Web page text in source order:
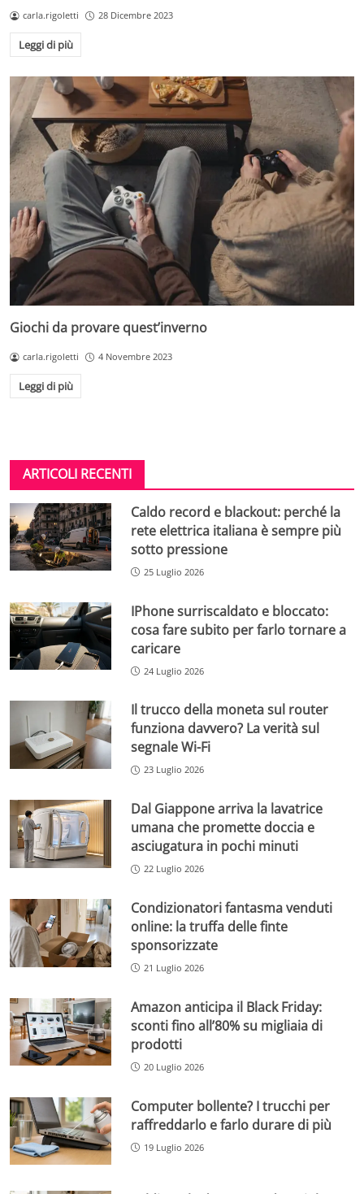
carla.rigoletti 28 Dicembre 2023
Leggi di più
Giochi da provare quest’inverno
carla.rigoletti 4 Novembre 2023
Leggi di più
ARTICOLI RECENTI
Caldo record e blackout: perché la
rete elettrica italiana è sempre più
sotto pressione
25 Luglio 2026
IPhone surriscaldato e bloccato:
cosa fare subito per farlo tornare a
caricare
24 Luglio 2026
Il trucco della moneta sul router
funziona davvero? La verità sul
segnale Wi-Fi
23 Luglio 2026
Dal Giappone arriva la lavatrice
umana che promette doccia e
asciugatura in pochi minuti
22 Luglio 2026
Condizionatori fantasma venduti
online: la truffa delle finte
sponsorizzate
21 Luglio 2026
Amazon anticipa il Black Friday:
sconti fino all’80% su migliaia di
prodotti
20 Luglio 2026
Computer bollente? I trucchi per
raffreddarlo e farlo durare di più
19 Luglio 2026